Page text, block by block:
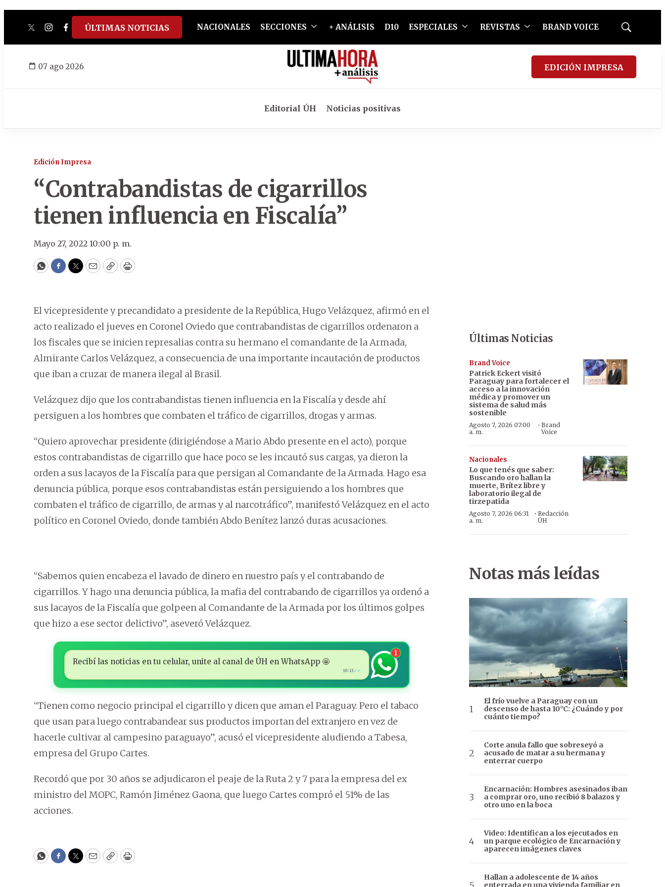
twitterinstagram
facebook
tiktokyoutube
spotify
ÚLTIMAS NOTICIAS NACIONALES SECCIONES + ANÁLISIS D10 ESPECIALES REVISTAS BRAND VOICE
Mostrar
07 ago 2026 EDICIÓN IMPRESA
Editorial ÚH Noticias positivas
Edición Impresa
“Contrabandistas de cigarrillos
tienen influencia en Fiscalía”
Mayo 27, 2022 10:00 p. m.
WhatsApp
Facebook
Twitter
EmailCopyPrint
El vicepresidente y precandidato a presidente de la República, Hugo Velázquez, afirmó en el
acto realizado el jueves en Coronel Oviedo que contrabandistas de cigarrillos ordenaron a
los fiscales que se inicien represalias contra su hermano el comandante de la Armada,
Almirante Carlos Velázquez, a consecuencia de una importante incautación de productos
que iban a cruzar de manera ilegal al Brasil.
Velázquez dijo que los contrabandistas tienen influencia en la Fiscalía y desde ahí
persiguen a los hombres que combaten el tráfico de cigarrillos, drogas y armas.
“Quiero aprovechar presidente (dirigiéndose a Mario Abdo presente en el acto), porque
estos contrabandistas de cigarrillo que hace poco se les incautó sus cargas, ya dieron la
orden a sus lacayos de la Fiscalía para que persigan al Comandante de la Armada. Hago esa
denuncia pública, porque esos contrabandistas están persiguiendo a los hombres que
combaten el tráfico de cigarrillo, de armas y al narcotráfico”, manifestó Velázquez en el acto
político en Coronel Oviedo, donde también Abdo Benítez lanzó duras acusaciones.
“Sabemos quien encabeza el lavado de dinero en nuestro país y el contrabando de
cigarrillos. Y hago una denuncia pública, la mafia del contrabando de cigarrillos ya ordenó a
sus lacayos de la Fiscalía que golpeen al Comandante de la Armada por los últimos golpes
que hizo a ese sector delictivo”, aseveró Velázquez.
Recibí las noticias en tu celular, unite al canal de ÚH en WhatsApp 🤩
10:13 ✓✓
1
“Tienen como negocio principal el cigarrillo y dicen que aman el Paraguay. Pero el tabaco
que usan para luego contrabandear sus productos importan del extranjero en vez de
hacerle cultivar al campesino paraguayo”, acusó el vicepresidente aludiendo a Tabesa,
empresa del Grupo Cartes.
Recordó que por 30 años se adjudicaron el peaje de la Ruta 2 y 7 para la empresa del ex
ministro del MOPC, Ramón Jiménez Gaona, que luego Cartes compró el 51% de las
acciones.
WhatsApp
Facebook
Twitter
EmailCopyPrint
Últimas Noticias
Brand Voice
Patrick Eckert visitó
Paraguay para fortalecer el
acceso a la innovación
médica y promover un
sistema de salud más
sostenible
Agosto 7, 2026 07:00
a. m.
· Brand
Voice
Nacionales
Lo que tenés que saber:
Buscando oro hallan la
muerte, Brítez libre y
laboratorio ilegal de
tirzepatida
Agosto 7, 2026 06:31
a. m.
· Redacción
ÚH
Notas más leídas
El frío vuelve a Paraguay con un
descenso de hasta 10°C: ¿Cuándo y por
cuánto tiempo?
Corte anula fallo que sobreseyó a
acusado de matar a su hermana y
enterrar cuerpo
Encarnación: Hombres asesinados iban
a comprar oro, uno recibió 8 balazos y
otro uno en la boca
Video: Identifican a los ejecutados en
un parque ecológico de Encarnación y
aparecen imágenes claves
Hallan a adolescente de 14 años
enterrada en una vivienda familiar en